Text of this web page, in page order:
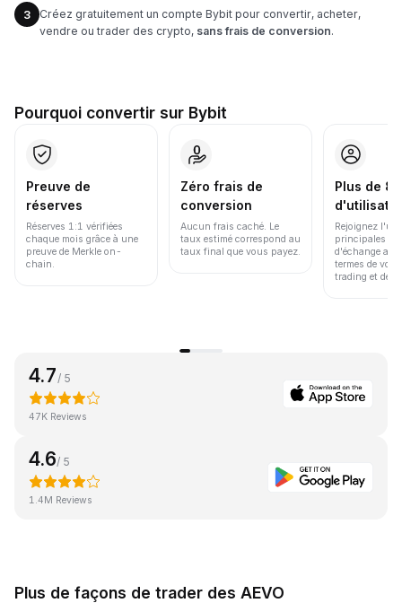
3
Créez gratuitement un compte Bybit pour convertir, acheter,
vendre ou trader des crypto, sans frais de conversion.
Pourquoi convertir sur Bybit
Preuve de
réserves
Réserves 1:1 vérifiées
chaque mois grâce à une
preuve de Merkle on-
chain.
Zéro frais de
conversion
Aucun frais caché. Le
taux estimé correspond au
taux final que vous payez.
Plus de
Rejoignez
principales
d'échange au
termes de
trading et de
4.7 / 5
47K Reviews
4.6/ 5
1.4M Reviews
Plus de façons de trader des AEVO